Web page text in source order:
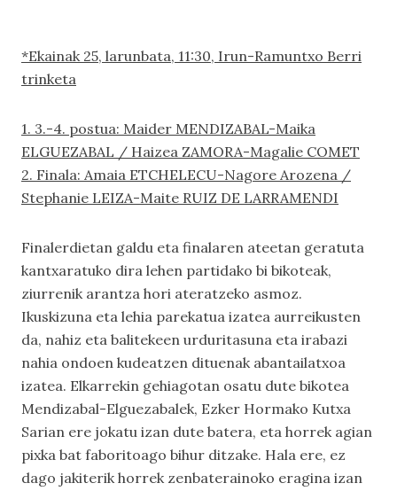
*Ekainak 25, larunbata, 11:30, Irun-Ramuntxo Berri
trinketa
1. 3.-4. postua: Maider MENDIZABAL-Maika
ELGUEZABAL / Haizea ZAMORA-Magalie COMET
2. Finala: Amaia ETCHELECU-Nagore Arozena /
Stephanie LEIZA-Maite RUIZ DE LARRAMENDI
Finalerdietan galdu eta finalaren ateetan geratuta
kantxaratuko dira lehen partidako bi bikoteak,
ziurrenik arantza hori ateratzeko asmoz.
Ikuskizuna eta lehia parekatua izatea aurreikusten
da, nahiz eta balitekeen urduritasuna eta irabazi
nahia ondoen kudeatzen dituenak abantailatxoa
izatea. Elkarrekin gehiagotan osatu dute bikotea
Mendizabal-Elguezabalek, Ezker Hormako Kutxa
Sarian ere jokatu izan dute batera, eta horrek agian
pixka bat faboritoago bihur ditzake. Hala ere, ez
dago jakiterik horrek zenbaterainoko eragina izan